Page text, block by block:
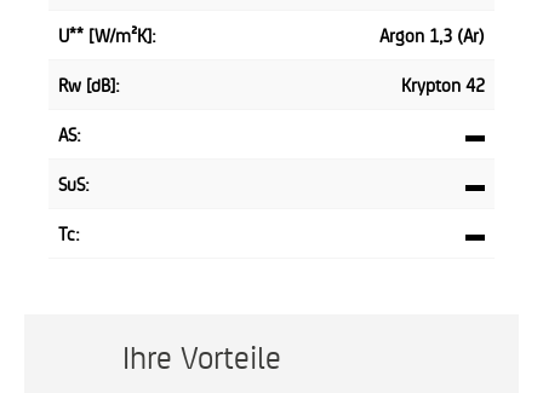
U** [W/m²K]:
Argon 1,3 (Ar)
Rw [dB]:
Krypton 42
AS:
▬
SuS:
▬
Tc:
▬
Ihre Vorteile